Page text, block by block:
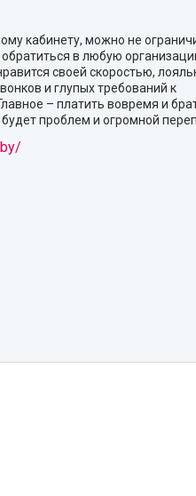
кабинету, можно не
в любую
своей скоростью,
и глупых требований к
– платить вовремя и
будет проблем и огромной